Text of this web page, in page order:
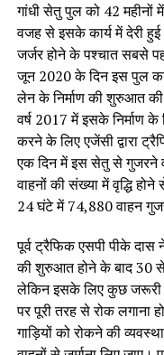
गांधी सेतु पुल को 42 महीनों
वजह से इसके कार्य में देरी
जर्जर होने के पश्चात सबसे
जून 2020 के दिन इस पुल का
लेन के निर्माण की शुरुआत
वर्ष 2017 में इसके निर्माण
करने के लिए एजेंसी द्वारा
एक दिन में इस सेतु से गुजरने
वाहनों की संख्या में वृद्धि
24 घंटे में 74,880 वाहन
पूर्व ट्रैफिक एसपी पीके दास
की शुरुआत होने के बाद 30 से
लेकिन इसके लिए कुछ जरूरी
पर पूरी तरह से रोक लगाना
गाड़ियों को रोकने की